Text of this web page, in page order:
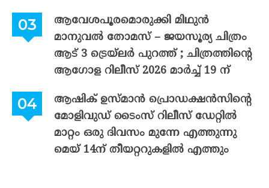
ആവേശപൂരമൊരുക്കി മിഥുൻ
മാനുവൽ തോമസ് – ജയസൂര്യ ചിത്രം
ആട് 3 ട്രെയ്‌ലർ പുറത്ത് ; ചിത്രത്തിന്റെ
ആഗോള റിലീസ് 2026 മാർച്ച് 19 ന്
ആഷിക് ഉസ്മാൻ പ്രൊഡക്ഷൻസിന്റെ
മോളിവുഡ് ടൈംസ് റിലീസ് ഡേറ്റിൽ
മാറ്റം ഒരു ദിവസം മുന്നേ എത്തുന്നു
മെയ് 14ന് തീയറ്ററുകളിൽ എത്തും